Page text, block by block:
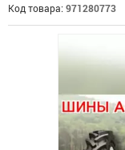
Код товара: 971280773